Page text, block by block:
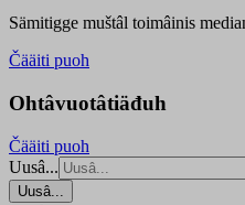
Sämitigge muštâl toimâinis
Čääiti puoh
Ohtâvuotâtiäđuh
Čääiti puoh
Uusâ...
Uusâ...